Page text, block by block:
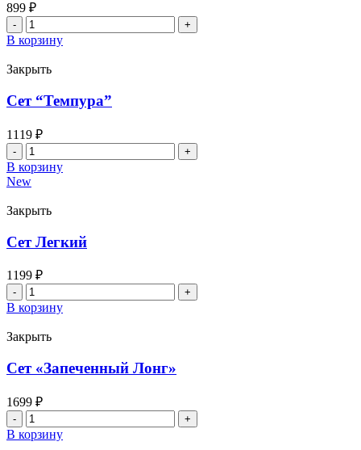
899 ₽
Количество
товара
"Камчатка"
В корзину
Закрыть
Сет “Темпура”
1119 ₽
Количество
товара
Сет
В корзину
New
Закрыть
Сет Легкий
1199 ₽
Количество
товара
Сет
Легкий
В корзину
Закрыть
Сет «Запеченный Лонг»
1699 ₽
Количество
товара
Сет
В корзину